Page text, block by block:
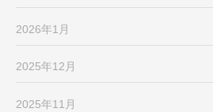
2026年1月
2025年12月
2025年11月